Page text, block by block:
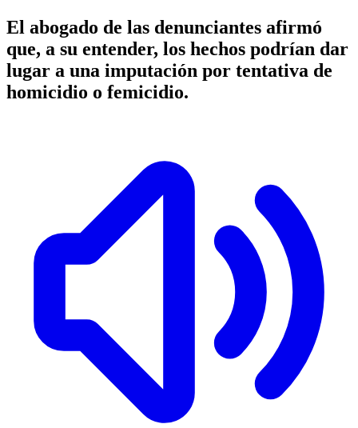
El abogado de las denunciantes afirmó
que, a su entender, los hechos podrían dar
lugar a una imputación por tentativa de
homicidio o femicidio.